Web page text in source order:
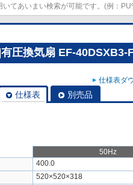
圧換気扇 EF-40DSXB3-
仕様表ダ
仕様表 別売品
50Hz
400.0
520×520×318